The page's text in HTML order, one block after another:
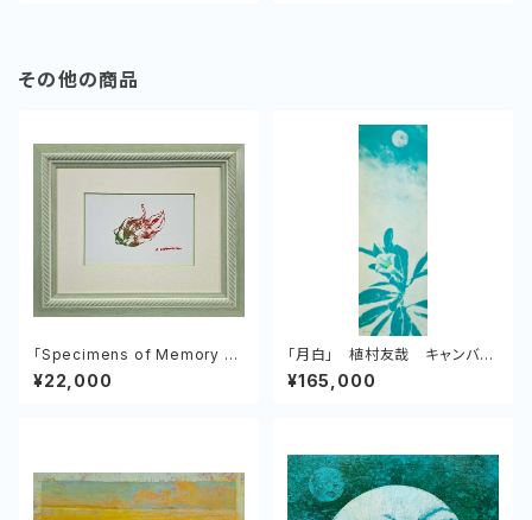
その他の商品
「Specimens of Memory N
o.4 Dragon fruit」 植村友
哉 紙、アクリル
¥22,000
「月白」 植村友哉 キャンバ
ス、アクリル
¥165,000